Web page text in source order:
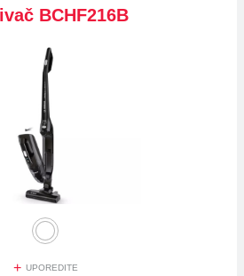
BCHF216B
+ UPOREDITE